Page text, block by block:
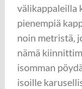
välikappaleilla
pienempiä
noin metristä,
nämä
isomman
isoille